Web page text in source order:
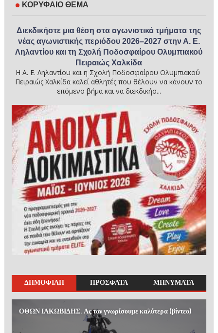
ΚΟΡΥΦΑΙΟ ΘΕΜΑ
Διεκδικήστε μια θέση στα αγωνιστικά τμήματα της
νέας αγωνιστικής περιόδου 2026–2027 στην Α. Ε.
Ληλαντίου και τη Σχολή Ποδοσφαίρου Ολυμπιακού
Πειραιώς Χαλκίδα
Η Α. Ε. Ληλαντίου και η Σχολή Ποδοσφαίρου Ολυμπιακού
Πειραιώς Χαλκίδα καλεί αθλητές που θέλουν να κάνουν το
επόμενο βήμα και να διεκδικήσ...
ΔΗΜΟΦΙΛΗ ΠΡΟΣΦΑΤΑ ΜΗΝΥΜΑΤΑ
ΟΘΩΝ ΙΑΚΩΒΙΔΗΣ. Ας τον γνωρίσουμε καλύτερα (βίντεο)